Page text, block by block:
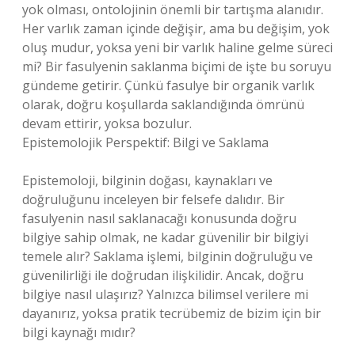
yok olması, ontolojinin önemli bir tartışma alanıdır.
Her varlık zaman içinde değişir, ama bu değişim, yok
oluş mudur, yoksa yeni bir varlık haline gelme süreci
mi? Bir fasulyenin saklanma biçimi de işte bu soruyu
gündeme getirir. Çünkü fasulye bir organik varlık
olarak, doğru koşullarda saklandığında ömrünü
devam ettirir, yoksa bozulur.
Epistemolojik Perspektif: Bilgi ve Saklama
Epistemoloji, bilginin doğası, kaynakları ve
doğruluğunu inceleyen bir felsefe dalıdır. Bir
fasulyenin nasıl saklanacağı konusunda doğru
bilgiye sahip olmak, ne kadar güvenilir bir bilgiyi
temele alır? Saklama işlemi, bilginin doğruluğu ve
güvenilirliği ile doğrudan ilişkilidir. Ancak, doğru
bilgiye nasıl ulaşırız? Yalnızca bilimsel verilere mi
dayanırız, yoksa pratik tecrübemiz de bizim için bir
bilgi kaynağı mıdır?